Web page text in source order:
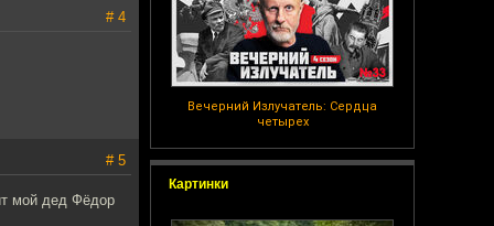
Вечерний Излучатель: Сердца
четырех
Картинки
# 4
# 5
мой дед Фёдор